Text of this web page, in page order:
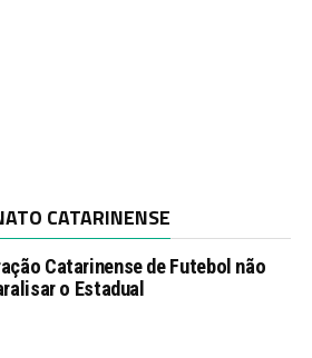
CATARINENSE
Catarinense de Futebol não
o Estadual